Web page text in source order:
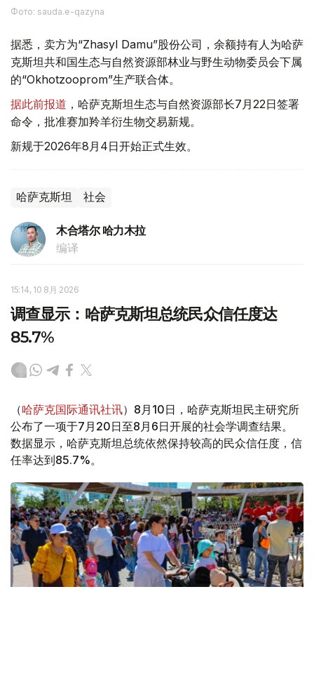
Фото: sauda.e-qazyna
据悉，卖方为“Zhasyl Damu”股份公司，余额持有人为哈萨
克斯坦共和国生态与自然资源部林业与野生动物委员会下属
的“Okhotzooprom”生产联合体。
据此前报道 ，哈萨克斯坦生态与自然资源部长7月22日签署
命令，批准赛加羚羊衍生物交易新规。
新规于2026年8月4日开始正式生效。
哈萨克斯坦 社会
木合塔尔 哈力木拉
编译
15:14, 10 8月 2026
调查显示：哈萨克斯坦总统民众信任度达
85.7%
（哈萨克国际通讯社讯）8月10日，哈萨克斯坦民主研究所
公布了一项于7月20日至8月6日开展的社会学调查结果。
数据显示，哈萨克斯坦总统依然保持较高的民众信任度，信
任率达到85.7%。